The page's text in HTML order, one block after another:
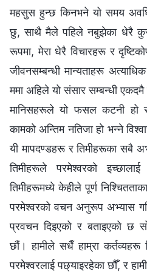
महसुस हुन्छ किनभने यो समय
छु, साथै मैले पहिले नबुझेका धेरै
रूपमा, मेरा धेरै विचारहरू र
जीवनसम्बन्धी मान्यताहरू
ममा अहिले यो संसार सम्‍बन्धी एकदमै
मानिसहरूले यो फसल कटनी हो र
कामको अन्तिम नतिजा हो भन्ने
यी मापदण्डहरू र तिमीहरूका सबै
तिमीहरूले परमेश्‍वरको
तिमीहरूमध्ये केहीले पूर्ण
परमेश्‍वरको वचन अनुरूप अभ्यास
प्रवचन दिइएको र बताइएको छ
छौं। हामीले सधैँ हाम्रा कर्तव्यहरू
परमेश्‍वरलाई पछ्याइरहेका छौँ, र